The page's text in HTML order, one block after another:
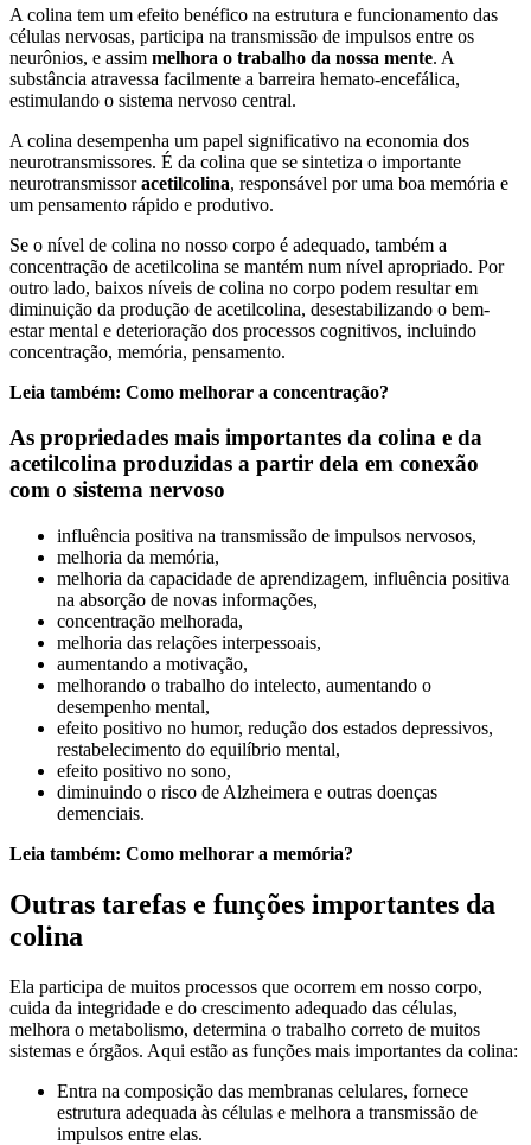
A colina tem um efeito benéfico na estrutura e funcionamento das
células nervosas, participa na transmissão de impulsos entre os
neurônios, e assim melhora o trabalho da nossa mente. A
substância atravessa facilmente a barreira hemato-encefálica,
estimulando o sistema nervoso central.
A colina desempenha um papel significativo na economia dos
neurotransmissores. É da colina que se sintetiza o importante
neurotransmissoracetilcolina, responsável por uma boa memória e
um pensamento rápido e produtivo.
Se o nível de colina no nosso corpo é adequado, também a
concentração de acetilcolina se mantém num nível apropriado. Por
outro lado, baixos níveis de colina no corpo podem resultar em
diminuição da produção de acetilcolina, desestabilizando o bem-
estar mental e deterioração dos processos cognitivos, incluindo
concentração, memória, pensamento.
Leia também: Como melhorar a concentração?
As propriedades mais importantes da colina e da
acetilcolina produzidas a partir dela em conexão
com o sistema nervoso
influência positiva na transmissão de impulsos nervosos,
melhoria da memória,
melhoria da capacidade de aprendizagem, influência positiva
na absorção de novas informações,
concentração melhorada,
melhoria das relações interpessoais,
aumentando a motivação,
melhorando o trabalho do intelecto, aumentando o
desempenho mental,
efeito positivo no humor, redução dos estados depressivos,
restabelecimento do equilíbrio mental,
efeito positivo no sono,
diminuindo o risco de Alzheimera e outras doenças
demenciais.
Leia também: Como melhorar a memória?
Outras tarefas e funções importantes da
colina
Ela participa de muitos processos que ocorrem em nosso corpo,
cuida da integridade e do crescimento adequado das células,
melhora o metabolismo, determina o trabalho correto de muitos
sistemas e órgãos. Aqui estão as funções mais importantes da colina:
Entra na composição das membranas celulares, fornece
estrutura adequada às células e melhora a transmissão de
impulsos entre elas.